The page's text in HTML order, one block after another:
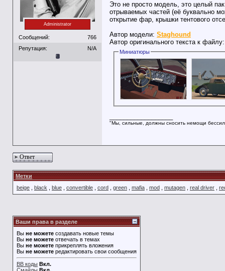
Administrator
Сообщений:
766
Репутация:
N/A
Это не просто модель, это целый
отрываемых частей (её буквально
открытие фар, крышки тентового
Автор модели: Staghound
Автор оригинального текста к
Миниатюры
"Мы, сильные, должны сносить немощи
Ответ
Метки
beige
black blue convertible cord green mafia mod mutagen real driver
Ваши права в разделе
Вы не можете создавать новые темы
Вы не можете отвечать в темах
Вы не можете прикреплять вложения
Вы не можете редактировать свои сообщения
BB коды Вкл.